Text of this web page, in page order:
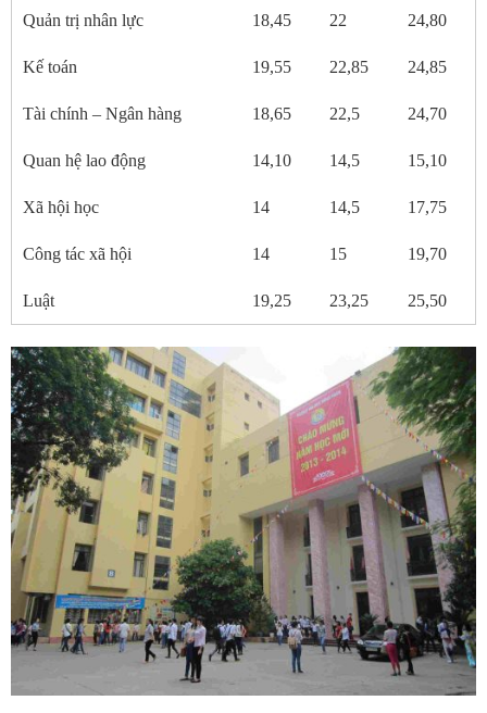
Quản trị nhân lực 18,45 22 24,80
Kế toán 19,55 22,85 24,85
Tài chính – Ngân hàng 18,65 22,5 24,70
Quan hệ lao động 14,10 14,5 15,10
Xã hội học 14 14,5 17,75
Công tác xã hội 14 15 19,70
Luật 19,25 23,25 25,50